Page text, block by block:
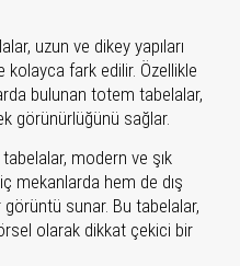
uzun ve dikey yapıları
fark edilir. Özellikle
bulunan totem tabelalar,
görünürlüğünü sağlar.
modern ve şık
mekanlarda hem de dış
sunar. Bu tabelalar,
olarak dikkat çekici bir